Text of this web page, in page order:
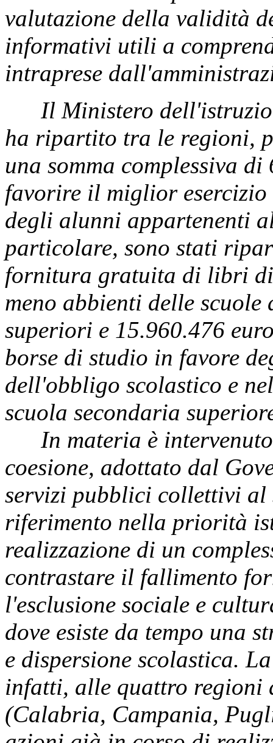
valutazione della validità
informativi utili a
intraprese
Il Ministero
ha ripartito tra le regioni,
una somma complessiva
favorire il miglior
degli alunni appartenenti
particolare, sono stati
fornitura gratuita di libri
meno abbienti delle
superiori e 15.960.476
borse di studio in favore
dell'obbligo scolastico e
scuola secondaria
In materia è intervenuto
coesione, adottato dal
servizi pubblici collettivi al
riferimento nella priorità
realizzazione di un
contrastare il fallimento
l'esclusione sociale e
dove esiste da tempo una
e dispersione scolastica.
infatti, alle quattro regioni
(Calabria, Campania,